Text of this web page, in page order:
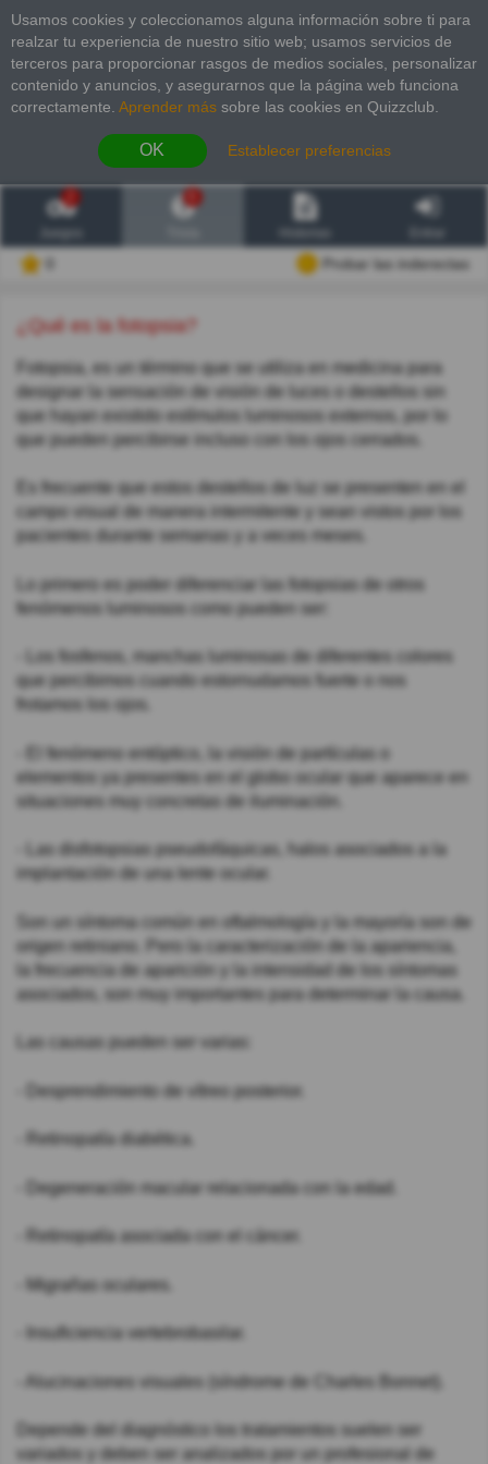
Usamos cookies y coleccionamos alguna información sobre ti para
realzar tu experiencia de nuestro sitio web; usamos servicios de
terceros para proporcionar rasgos de medios sociales, personalizar
contenido y anuncios, y asegurarnos que la página web funciona
correctamente. Aprender más sobre las cookies en Quizzclub.
OK Establecer preferencias
2
Probar las inderectas
¿Qué es la fotopsia?
Fotopsia, es un término que se utiliza en medicina para
designar la sensación de visión de luces o destellos sin
que hayan existido estímulos luminosos externos, por lo
que pueden percibirse incluso con los ojos cerrados.
Es frecuente que estos destellos de luz se presenten en el
campo visual de manera intermitente y sean vistos por los
pacientes durante semanas y a veces meses.
Lo primero es poder diferenciar las fotopsias de otros
fenómenos luminosos como pueden ser:
- Los fosfenos, manchas luminosas de diferentes colores
que percibimos cuando estornudamos fuerte o nos
frotamos los ojos.
- El fenómeno entóptico, la visión de partículas o
elementos ya presentes en el globo ocular que aparece en
situaciones muy concretas de iluminación.
- Las disfotopsias pseudofáquicas, halos asociados a la
implantación de una lente ocular.
Son un síntoma común en oftalmología y la mayoría son de
origen retiniano. Pero la caracterización de la apariencia,
la frecuencia de aparición y la intensidad de los síntomas
asociados, son muy importantes para determinar la causa.
Las causas pueden ser varias:
- Desprendimiento de vítreo posterior.
- Retinopatía diabética.
- Degeneración macular relacionada con la edad.
- Retinopatía asociada con el cáncer.
- Migrañas oculares.
- Insuficiencia vertebrobasilar.
- Alucinaciones visuales (síndrome de Charles Bonnet).
Depende del diagnóstico los tratamientos suelen ser
variados y deben ser analizados por un profesional de